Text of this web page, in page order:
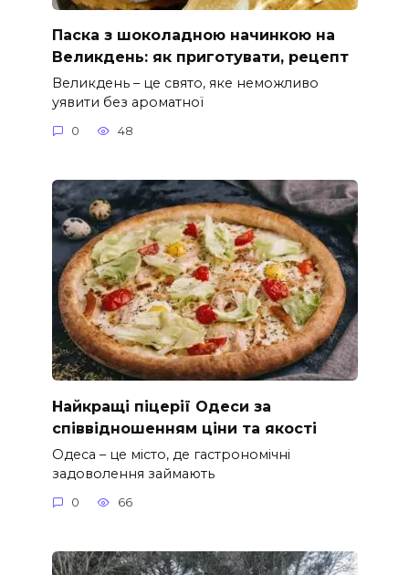
Паска з шоколадною начинкою на
Великдень: як приготувати, рецепт
Великдень – це свято, яке неможливо
уявити без ароматної
0 48
Найкращі піцерії Одеси за
співвідношенням ціни та якості
Одеса – це місто, де гастрономічні
задоволення займають
0 66